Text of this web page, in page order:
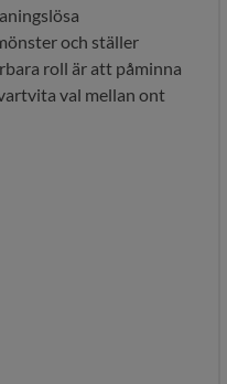
och ställer
roll är att påminna
val mellan ont